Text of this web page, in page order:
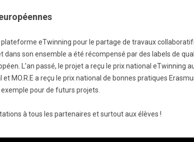
plateforme eTwinning pour le partage de travaux
dans son ensemble a été récompensé par des labels de
L’an passé, le projet a reçu le prix national eTwinning
MO.R.E a reçu le prix national de bonnes pratiques
pour de futurs projets.
à tous les partenaires et surtout aux élèves !